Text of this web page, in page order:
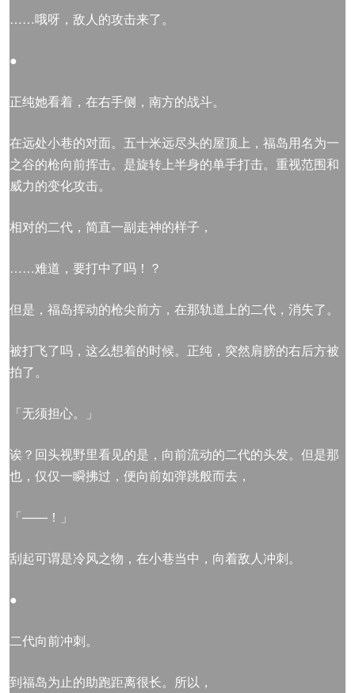
……哦呀，敌人的攻击来了。
●
正纯她看着，在右手侧，南方的战斗。
在远处小巷的对面。五十米远尽头的屋顶上，福岛用名为一
之谷的枪向前挥击。是旋转上半身的单手打击。重视范围和
威力的变化攻击。
相对的二代，简直一副走神的样子，
……难道，要打中了吗！？
但是，福岛挥动的枪尖前方，在那轨道上的二代，消失了。
被打飞了吗，这么想着的时候。正纯，突然肩膀的右后方被
拍了。
「无须担心。」
诶？回头视野里看见的是，向前流动的二代的头发。但是那
也，仅仅一瞬拂过，便向前如弹跳般而去，
「——！」
刮起可谓是冷风之物，在小巷当中，向着敌人冲刺。
●
二代向前冲刺。
到福岛为止的助跑距离很长。所以，